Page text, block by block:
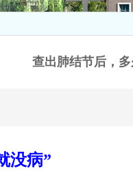
查出肺结节后，
没病”